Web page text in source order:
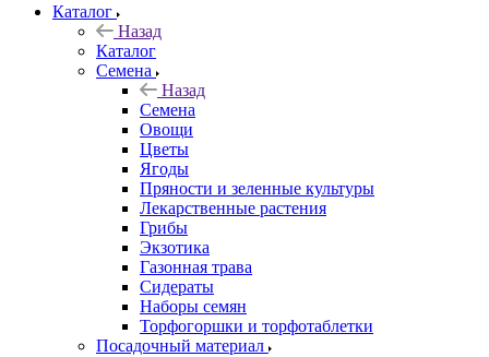
Каталог
Назад
Каталог
Семена
Назад
Семена
Овощи
Цветы
Ягоды
Пряности и зеленные культуры
Лекарственные растения
Грибы
Экзотика
Газонная трава
Сидераты
Наборы семян
Торфогоршки и торфотаблетки
Посадочный материал